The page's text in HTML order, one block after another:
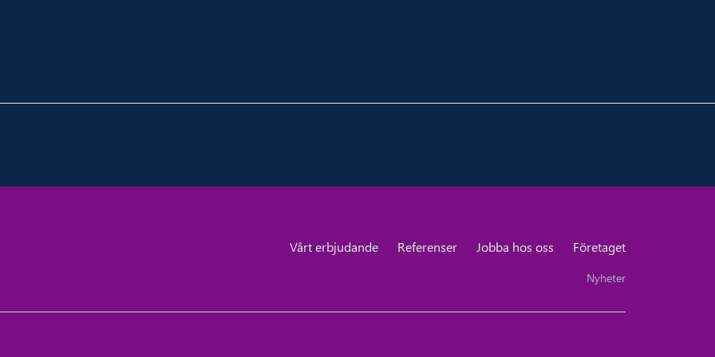
Vårt erbjudande Referenser Jobba hos oss Företaget
Nyheter